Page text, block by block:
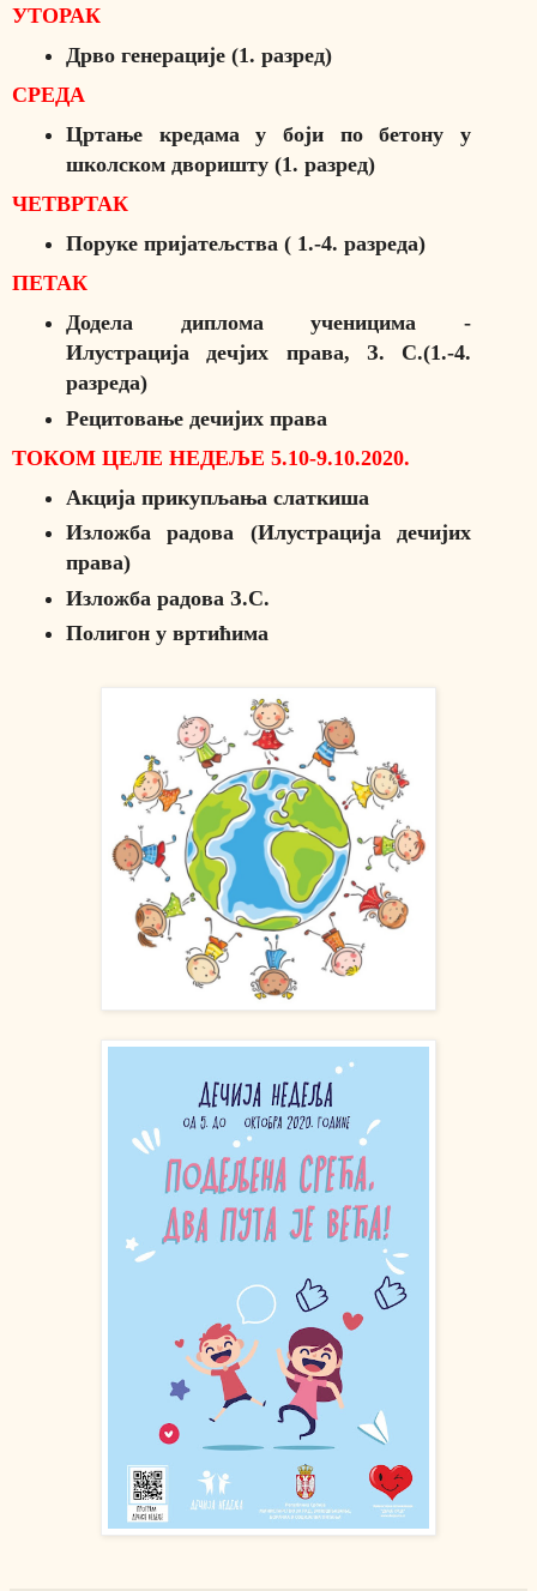
УТОРАК
Дрво генерације (1. разред)
СРЕДА
Цртање кредама у боји по бетону у
школском дворишту (1. разред)
ЧЕТВРТАК
Поруке пријатељства ( 1.-4. разреда)
ПЕТАК
Додела диплома ученицима -
Илустрација дечјих права, З. С.(1.-4.
разреда)
Рецитовање дечијих права
ТОКОМ ЦЕЛЕ НЕДЕЉЕ 5.10-9.10.2020.
Акција прикупљања слаткиша
Изложба радова (Илустрација дечијих
права)
Изложба радова З.С.
Полигон у вртићима